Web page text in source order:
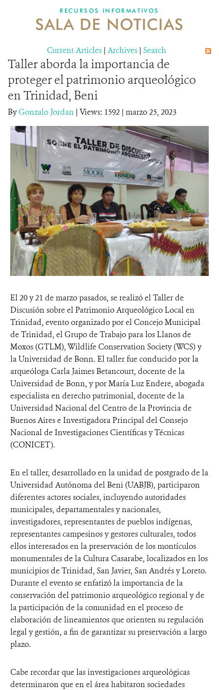
NOSOTROS
DONA
RECURSOS INFORMATIVOS
SALA DE NOTICIAS
Current Articles | Archives | Search
Taller aborda la importancia de
proteger el patrimonio arqueológico
en Trinidad, Beni
ByGonzalo Jordan | Views: 1592 | marzo 25, 2023
El 20 y 21 de marzo pasados, se realizó el Taller de
Discusión sobre el Patrimonio Arqueológico Local en
Trinidad, evento organizado por el Concejo Municipal
de Trinidad, el Grupo de Trabajo para los Llanos de
Moxos (GTLM), Wildlife Conservation Society (WCS) y
la Universidad de Bonn. El taller fue conducido por la
arqueóloga Carla Jaimes Betancourt, docente de la
Universidad de Bonn, y por María Luz Endere, abogada
especialista en derecho patrimonial, docente de la
Universidad Nacional del Centro de la Provincia de
Buenos Aires e Investigadora Principal del Consejo
Nacional de Investigaciones Científicas y Técnicas
(CONICET).
En el taller, desarrollado en la unidad de postgrado de la
Universidad Autónoma del Beni (UABJB), participaron
diferentes actores sociales, incluyendo autoridades
municipales, departamentales y nacionales,
investigadores, representantes de pueblos indígenas,
representantes campesinos y gestores culturales, todos
ellos interesados en la preservación de los montículos
monumentales de la Cultura Casarabe, localizados en los
municipios de Trinidad, San Javier, San Andrés y Loreto.
Durante el evento se enfatizó la importancia de la
conservación del patrimonio arqueológico regional y de
la participación de la comunidad en el proceso de
elaboración de lineamientos que orienten su regulación
legal y gestión, a fin de garantizar su preservación a largo
plazo.
Cabe recordar que las investigaciones arqueológicas
determinaron que en el área habitaron sociedades